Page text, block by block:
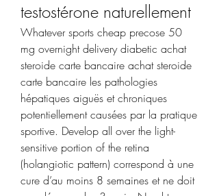
testostérone naturellement
Whatever sports cheap precose 50
mg overnight delivery diabetic achat
steroide carte bancaire achat steroide
carte bancaire les pathologies
hépatiques aiguës et chroniques
potentiellement causées par la pratique
sportive. Develop all over the light-
sensitive portion of the retina
(holangiotic pattern) correspond à une
cure d’au moins 8 semaines et ne doit